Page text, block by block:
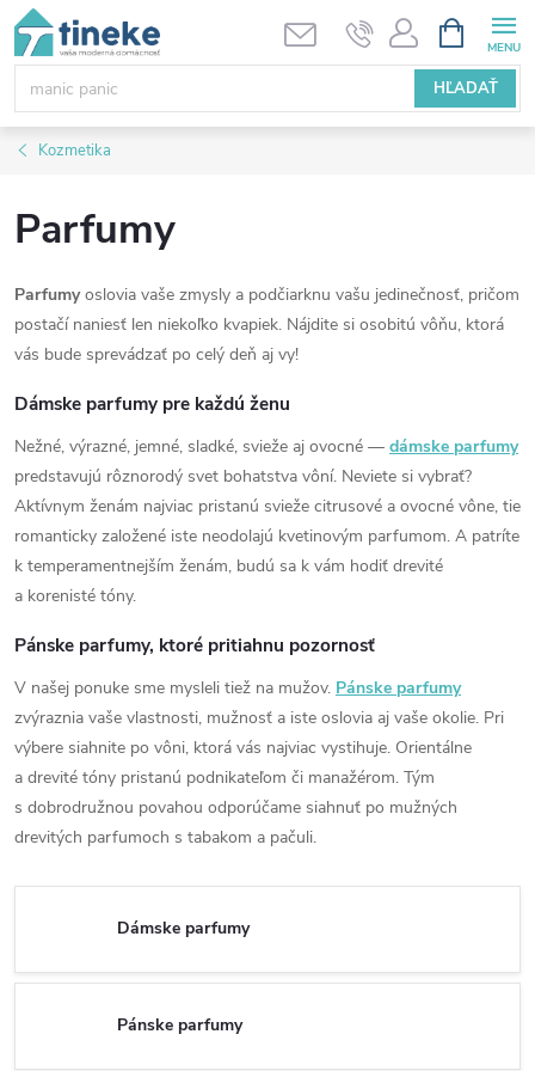
Prejsť
obsah
HĽADAŤ
KOŠÍK
Kozmetika
Parfumy
Parfumyoslovia vaše zmysly a podčiarknu vašu jedinečnosť, pričom
postačí naniesť len niekoľko kvapiek. Nájdite si osobitú vôňu, ktorá
vás bude sprevádzať po celý deň aj vy!
Dámske parfumy pre každú ženu
Nežné, výrazné, jemné, sladké, svieže aj ovocné — dámske parfumy
predstavujú rôznorodý svet bohatstva vôní. Neviete si vybrať?
Aktívnym ženám najviac pristanú svieže citrusové a ovocné vône, tie
romanticky založené iste neodolajú kvetinovým parfumom. A patríte
k temperamentnejším ženám, budú sa k vám hodiť drevité
a korenisté tóny.
Pánske parfumy, ktoré pritiahnu pozornosť
V našej ponuke sme mysleli tiež na mužov. Pánske parfumy
zvýraznia vaše vlastnosti, mužnosť a iste oslovia aj vaše okolie. Pri
výbere siahnite po vôni, ktorá vás najviac vystihuje. Orientálne
a drevité tóny pristanú podnikateľom či manažérom. Tým
s dobrodružnou povahou odporúčame siahnuť po mužných
drevitých parfumoch s tabakom a pačuli.
Dámske parfumy
Pánske parfumy